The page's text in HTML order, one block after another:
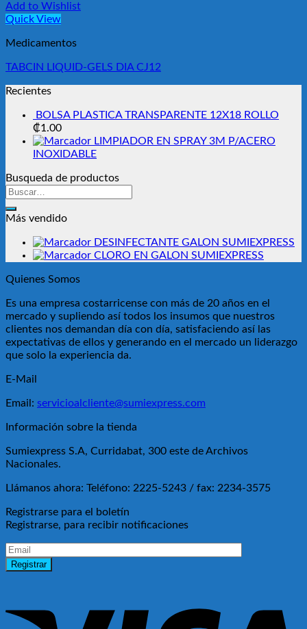
Add to Wishlist
Quick View
Medicamentos
TABCIN LIQUID-GELS DIA CJ12
Recientes
BOLSA PLASTICA TRANSPARENTE 12X18 ROLLO
₡1.00
LIMPIADOR EN SPRAY 3M P/ACERO
INOXIDABLE
Busqueda de productos
Buscar
Más vendido
DESINFECTANTE GALON SUMIEXPRESS
CLORO EN GALON SUMIEXPRESS
Quienes Somos
Es una empresa costarricense con más de 20 años en el
mercado y supliendo así todos los insumos que nuestros
clientes nos demandan día con día, satisfaciendo así las
expectativas de ellos y generando en el mercado un liderazgo
que solo la experiencia da.
E-Mail
Email: servicioalcliente@sumiexpress.com
Información sobre la tienda
Sumiexpress S.A, Curridabat, 300 este de Archivos
Nacionales.
Llámanos ahora: Teléfono: 2225-5243 / fax: 2234-3575
Registrarse para el boletín
Registrarse, para recibir notificaciones